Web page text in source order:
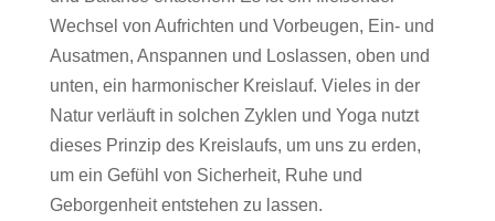
Wechsel von Aufrichten und Vorbeugen, Ein- und
Ausatmen, Anspannen und Loslassen, oben und
unten, ein harmonischer Kreislauf. Vieles in der
Natur verläuft in solchen Zyklen und Yoga nutzt
dieses Prinzip des Kreislaufs, um uns zu erden,
um ein Gefühl von Sicherheit, Ruhe und
Geborgenheit entstehen zu lassen.